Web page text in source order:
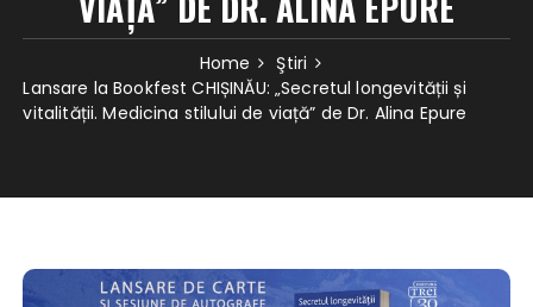
Home
Ştiri
Lansare la Bookfest CHIȘINĂU: „Secretul longevității și
vitalității. Medicina stilului de viață” de Dr. Alina Epure